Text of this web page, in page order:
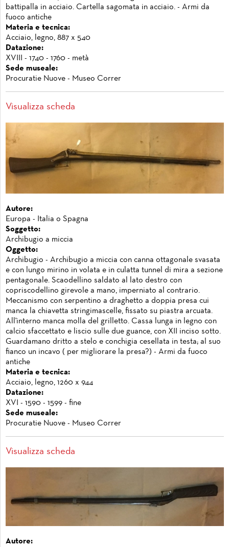
battipalla in acciaio. Cartella sagomata in acciaio. - Armi da
fuoco antiche
Materia e tecnica:
Acciaio, legno, 887 x 540
Datazione:
XVIII - 1740 - 1760 - metà
Sede museale:
Procuratie Nuove - Museo Correr
Visualizza scheda
Autore:
Europa - Italia o Spagna
Soggetto:
Archibugio a miccia
Oggetto:
Archibugio - Archibugio a miccia con canna ottagonale svasata
e con lungo mirino in volata e in culatta tunnel di mira a sezione
pentagonale. Scaodellino saldato al lato destro con
copriscodellino girevole a mano, imperniato al contrario.
Meccanismo con serpentino a draghetto a doppia presa cui
manca la chiavetta stringimascelle, fissato su piastra arcuata.
All'interno manca molla del grilletto. Cassa lunga in legno con
calcio sfaccettato e liscio sulle due guance, con XII inciso sotto.
Guardamano dritto a stelo e conchigia cesellata in testa; al suo
fianco un incavo ( per migliorare la presa?) - Armi da fuoco
antiche
Materia e tecnica:
Acciaio, legno, 1260 x 944
Datazione:
XVI - 1590 - 1599 - fine
Sede museale:
Procuratie Nuove - Museo Correr
Visualizza scheda
Autore: